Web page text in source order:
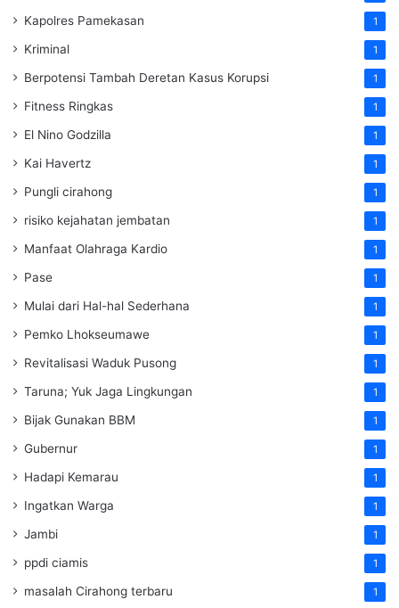
Kapolres Pamekasan 1
Kriminal 1
Berpotensi Tambah Deretan Kasus Korupsi 1
Fitness Ringkas 1
El Nino Godzilla 1
Kai Havertz 1
Pungli cirahong 1
risiko kejahatan jembatan 1
Manfaat Olahraga Kardio 1
Pase 1
Mulai dari Hal-hal Sederhana 1
Pemko Lhokseumawe 1
Revitalisasi Waduk Pusong 1
Taruna; Yuk Jaga Lingkungan 1
Bijak Gunakan BBM 1
Gubernur 1
Hadapi Kemarau 1
Ingatkan Warga 1
Jambi 1
ppdi ciamis 1
masalah Cirahong terbaru 1